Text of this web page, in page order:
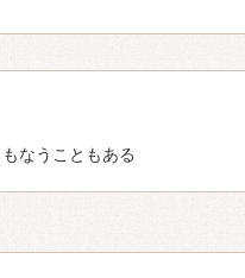
なうこともある